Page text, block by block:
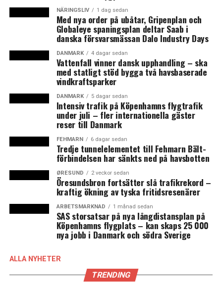
andra, vilket kommer få dem att uppleva rätten helt
annorlunda. Till en annan rätt kan vi leka med våra
gästers uppfattningar genom att använda optiska
illusioner, säger Rasmus Munk i ett pressmeddelande.
En visit på restaurangen kommer att vara i tre till fem
timmar, där maten serveras i sju olika rum, mellan vilka
gästerna kommer att förflytta sig under middagen.
Restaurangen kommer att ha plats för fyrtio gäster och
de femtio rätterna på menyn tillagas av trettio kockar.
Dessutom har Alchemist 2.0 en vinkällare med omkring
10 000 flaskor vin. En middag med tillhörande vinpaket
kostar mellan 4 000 och 7 500 danska kronor. (News
Mette Frederiksen blir Danmarks nästa statsminister –
ny röd regering vill införa ”sunt förnuft” i
utlänningspolitiken
Det röda blocket överens om ambitiöst danskt
klimatavtal
NÄRINGSLIV 1 dag sedan
Med nya order på ubåtar, Gripenplan och
Globaleye spaningsplan deltar Saab i
danska försvarsmässan Dalo Industry Days
DANMARK 4 dagar sedan
Vattenfall vinner dansk upphandling – ska
med statligt stöd bygga två havsbaserade
vindkraftsparker
DANMARK 5 dagar sedan
Intensiv trafik på Köpenhamns flygtrafik
under juli – fler internationella gäster
reser till Danmark
FEHMARN 6 dagar sedan
Tredje tunnelelementet till Fehmarn Bält-
förbindelsen har sänkts ned på havsbotten
ØRESUND 2 veckor sedan
Öresundsbron fortsätter slå trafikrekord –
kraftig ökning av tyska fritidsresenärer
ARBETSMARKNAD 1 månad sedan
SAS storsatsar på nya långdistansplan på
Köpenhamns flygplats – kan skaps 25 000
nya jobb i Danmark och södra Sverige
ALLA NYHETER
TRENDING